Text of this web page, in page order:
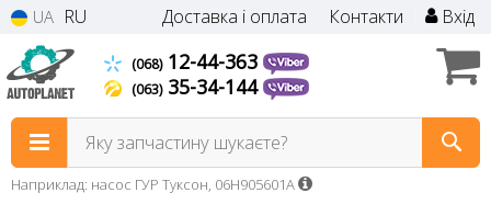
UA RU Доставка і оплата Контакти Вхід
(068)12-44-363
(063)35-34-144
Яку запчастину шукаєте?
Наприклад: насос ГУР Туксон, 06H905601A